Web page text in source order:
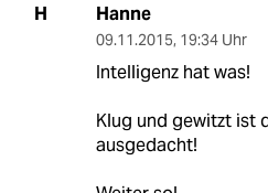
H Hanne
09.11.2015, 19:34 Uhr
Intelligenz hat was!
Klug und gewitzt ist
ausgedacht!